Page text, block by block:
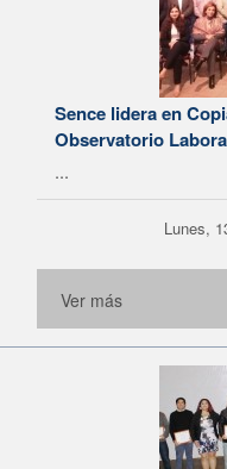
Sence lidera en
Observatorio
...
Lunes,
Ver más